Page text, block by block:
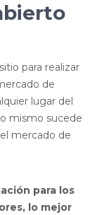
para realizar
de
lugar del
mismo sucede
mercado de
para los
lo mejor